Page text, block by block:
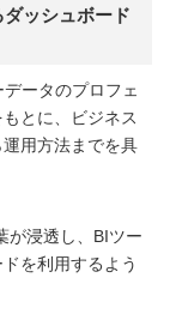
ッシュボード
ータのプロフェ
とに、ビジネス
用方法までを具
が浸透し、BIツー
を利用するよう